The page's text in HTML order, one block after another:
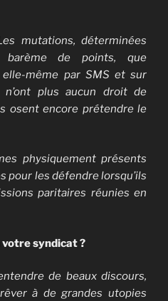
mutations, déterminées
barème de points, que
elle-même par SMS et sur
n’ont plus aucun droit de
osent encore prétendre le
physiquement présents
pour les défendre lorsqu’ils
paritaires réunies en
syndicat ?
de beaux discours,
à de grandes utopies